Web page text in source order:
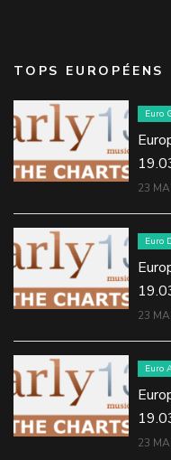
TOPS EUROPÉENS
Euro
23
Euro
23
Euro
23